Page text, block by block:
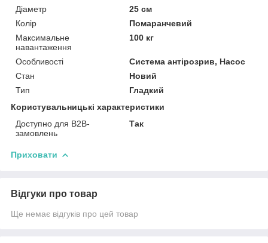
Діаметр
25 см
Колір
Помаранчевий
Максимальне
навантаження
100 кг
Особливості
Система антірозрив, Насос
Стан
Новий
Тип
Гладкий
Користувальницькі характеристики
Доступно для B2B-
замовлень
Так
Приховати
Відгуки про товар
Ще немає відгуків про цей товар